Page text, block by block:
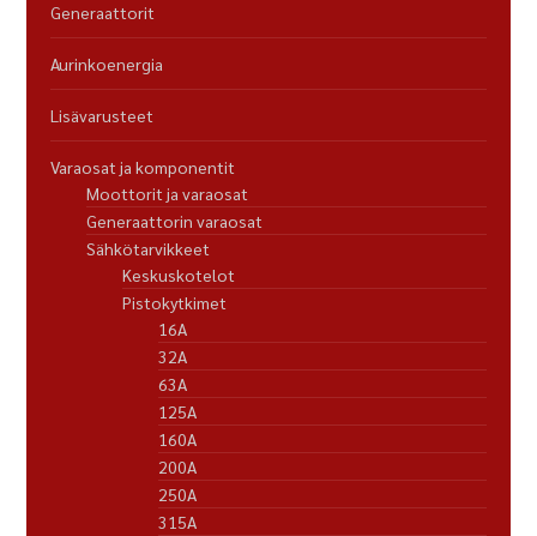
Generaattorit
Aurinkoenergia
Lisävarusteet
Varaosat ja komponentit
Moottorit ja varaosat
Generaattorin varaosat
Sähkötarvikkeet
Keskuskotelot
Pistokytkimet
16A
32A
63A
125A
160A
200A
250A
315A